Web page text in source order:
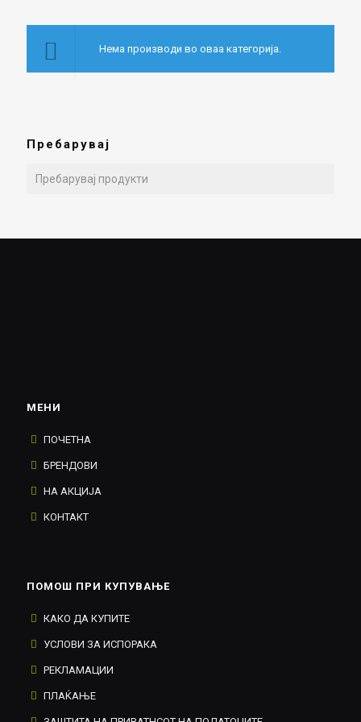
Нема производи во оваа категорија.
Пребарувај
МЕНИ
ПОЧЕТНА
БРЕНДОВИ
НА АКЦИЈА
КОНТАКТ
ПОМОШ ПРИ КУПУВАЊЕ
КАКО ДА КУПИТЕ
УСЛОВИ ЗА ИСПОРАКА
РЕКЛАМАЦИИ
ПЛАЌАЊЕ